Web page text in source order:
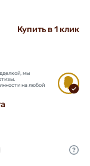
Купить в 1 клик
мы
на любой